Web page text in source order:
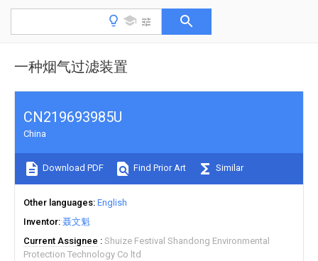
一种烟气过滤装置
CN219693985U
China
Download PDF Find Prior Art Similar
Other languages English
Inventor 聂文魁
Current Assignee
Shuize Festival Shandong Environmental
Protection Technology Co ltd